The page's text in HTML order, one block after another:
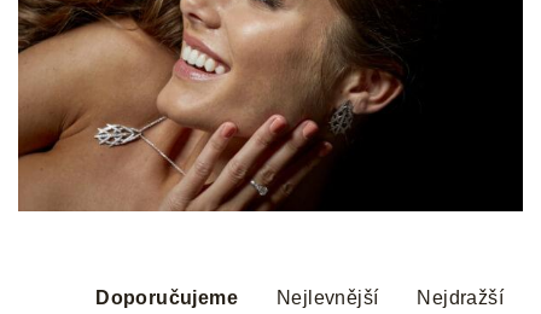
Doporučujeme Nejlevnější Nejdražší